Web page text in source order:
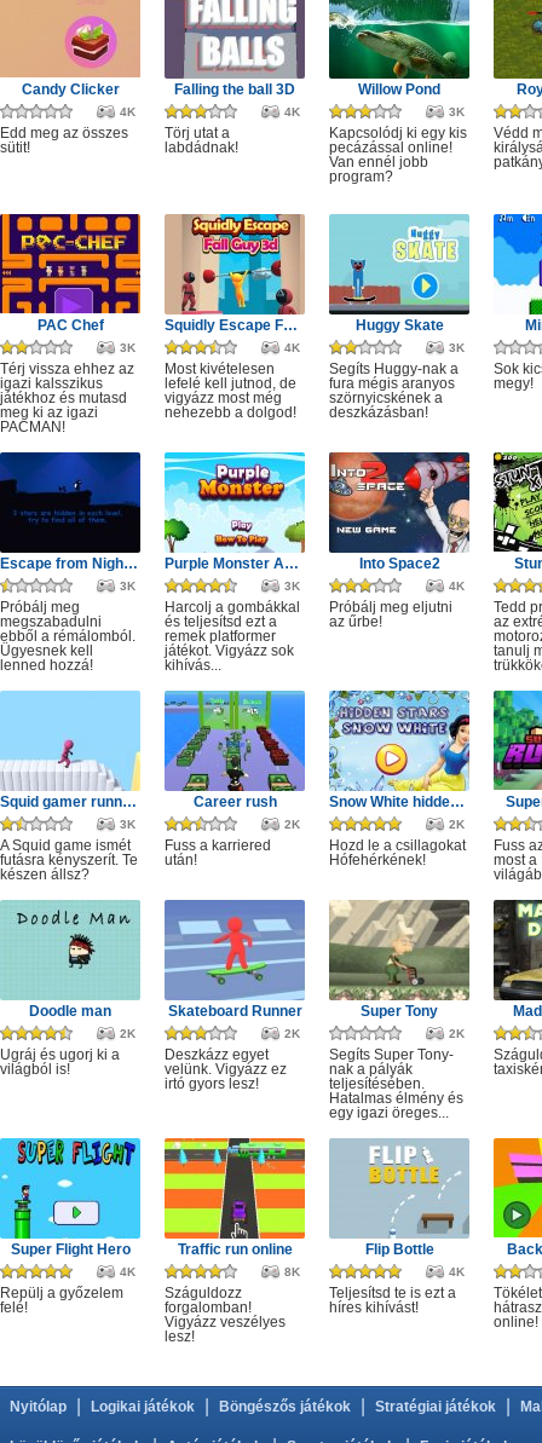
Candy Clicker
4K
Edd meg az összes
sütit!
Falling the ball 3D
4K
Törj utat a
labdádnak!
Willow Pond
3K
Kapcsolódj ki egy kis
pecázással online!
Van ennél jobb
program?
Védd
PAC Chef
3K
Térj vissza ehhez az
igazi kalsszikus
játékhoz és mutasd
meg ki az igazi
PACMAN!
Squidly Escape Fall Guy 3D
4K
Most kivételesen
lefelé kell jutnod, de
vigyázz most még
nehezebb a dolgod!
Huggy Skate
3K
Segíts Huggy-nak a
fura mégis aranyos
szörnyicskének a
deszkázásban!
Sok
megy!
Escape from Nightmare
3K
Próbálj meg
megszabadulni
ebből a rémálomból.
Ügyesnek kell
lenned hozzá!
Purple Monster Adventure
3K
Harcolj a gombákkal
és teljesítsd ezt a
remek platformer
játékot. Vigyázz sok
kihívás...
Into Space2
4K
Próbálj meg eljutni
az űrbe!
Tedd
az
tanulj
Squid gamer runner obstacle
3K
A Squid game ismét
futásra kényszerít. Te
készen állsz?
Career rush
2K
Fuss a karriered
után!
Snow White hidden stars
2K
Hozd le a csillagokat
Hófehérkének!
Fuss
most a
Doodle man
2K
Ugráj és ugorj ki a
világból is!
Skateboard Runner
2K
Deszkázz egyet
velünk. Vigyázz ez
irtó gyors lesz!
Super Tony
2K
Segíts Super Tony-
nak a pályák
teljesítésében.
Hatalmas élmény és
egy igazi öreges...
Super Flight Hero
4K
Repülj a győzelem
felé!
Traffic run online
8K
Száguldozz
forgalomban!
Vigyázz veszélyes
lesz!
Flip Bottle
4K
Teljesítsd te is ezt a
híres kihívást!
online!
Nyitólap Logikai játékok Böngészős játékok Stratégiai játékok